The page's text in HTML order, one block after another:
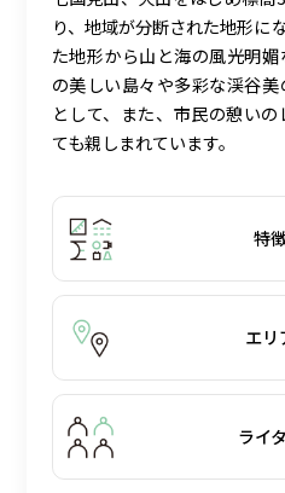
り、地域が分断された地形に
た地形から山と海の風光明
の美しい島々や多彩な渓谷
として、また、市民の憩い
ても親しまれています。
特
エリ
ライ